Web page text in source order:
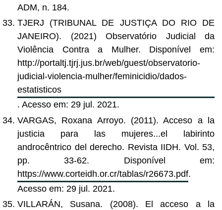
ADM, n. 184.
TJERJ (TRIBUNAL DE JUSTIÇA DO RIO DE
JANEIRO). (2021) Observatório Judicial da
Violência Contra a Mulher. Disponível em:
http://portaltj.tjrj.jus.br/web/guest/observatorio-
judicial-violencia-mulher/feminicidio/dados-
estatisticos
. Acesso em: 29 jul. 2021.
VARGAS, Roxana Arroyo. (2011). Acceso a la
justicia para las mujeres...el labirinto
androcêntrico del derecho. Revista IIDH. Vol. 53,
pp. 33-62. Disponível em:
https://www.corteidh.or.cr/tablas/r26673.pdf.
Acesso em: 29 jul. 2021.
VILLARÁN, Susana. (2008). El acceso a la